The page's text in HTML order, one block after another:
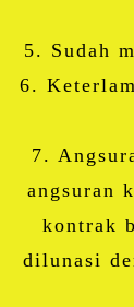
5. Sudah
6.
7.
angsuran
kontrak
dilunasi